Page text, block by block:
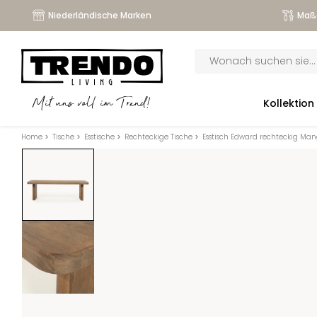
Niederländische Marken
Mit uns voll im Trend!
search
Kollektion
Home > Tische > Esstische > Rechteckige Tische > Esstisch Edward rechteckig